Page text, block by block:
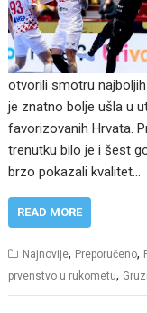
otvorili smotru
je znatno bolje ušla u
favorizovanih Hrvata.
trenutku bilo je i šest
brzo pokazali kvalitet…
READ MORE
Najnovije, Preporučeno,
prvenstvo u rukometu,